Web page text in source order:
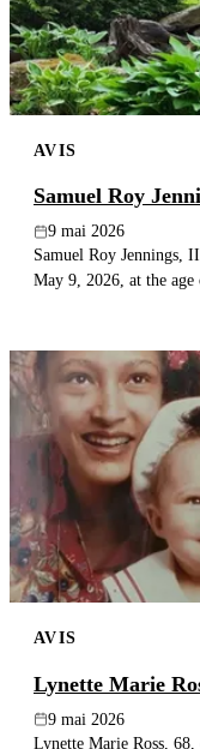
AVIS
Samuel Roy
9 mai 2026
Samuel Roy Jennings,
May 9, 2026, at the
AVIS
Lynette Marie
9 mai 2026
Lynette Marie Ross, 68,